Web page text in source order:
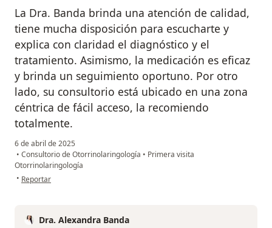
La Dra. Banda brinda una atención de calidad,
tiene mucha disposición para escucharte y
explica con claridad el diagnóstico y el
tratamiento. Asimismo, la medicación es eficaz
y brinda un seguimiento oportuno. Por otro
lado, su consultorio está ubicado en una zona
céntrica de fácil acceso, la recomiendo
totalmente.
6 de abril de 2025
• Consultorio de Otorrinolaringología • Primera visita
Otorrinolaringología
• en opinión del usuario Y.
Reportar
Dra. Alexandra Banda